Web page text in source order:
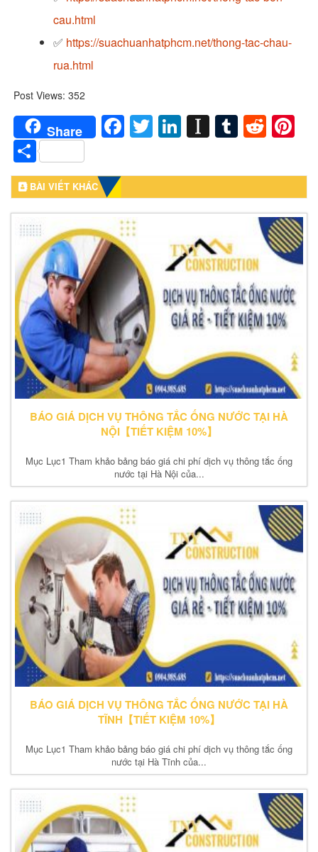
cau.html
✅ https://suachuanhatphcm.net/thong-tac-chau-
rua.html
Post Views: 352
Share Facebook
Twitter
LinkedIn
Instapaper
Tumblr
Share
BÀI VIẾT KHÁC
BÁO GIÁ DỊCH VỤ THÔNG TẮC ỐNG NƯỚC TẠI HÀ
NỘI【TIẾT KIỆM 10%】
Mục Lục1 Tham khảo bảng báo giá chi phí dịch vụ thông tắc ống
nước tại Hà Nội của...
BÁO GIÁ DỊCH VỤ THÔNG TẮC ỐNG NƯỚC TẠI HÀ
TĨNH【TIẾT KIỆM 10%】
Mục Lục1 Tham khảo bảng báo giá chi phí dịch vụ thông tắc ống
nước tại Hà Tĩnh của...